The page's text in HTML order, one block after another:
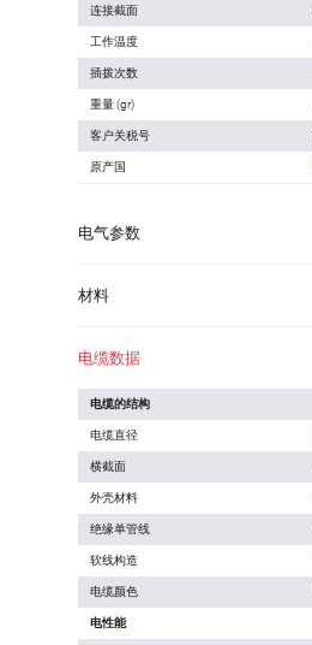
连接截面
工作温度
插拨次数
重量 (gr)
客户关税号
原产国
电气参数
材料
电缆数据
电缆的结构
电缆直径
横截面
外壳材料
绝缘单管线
软线构造
电缆颜色
电性能